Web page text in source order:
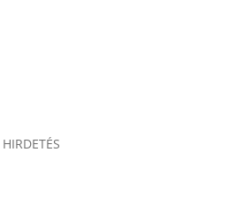
HIRDETÉS